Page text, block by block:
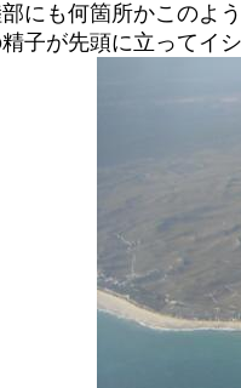
にも何箇所かこのよ
子が先頭に立ってイ